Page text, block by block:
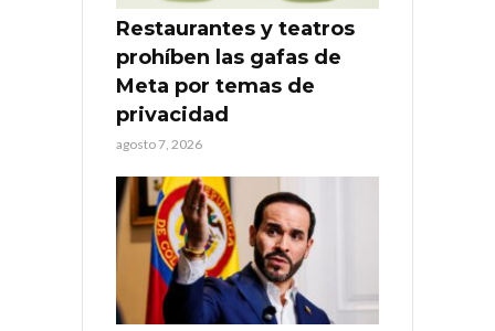
Restaurantes y teatros
prohíben las gafas de
Meta por temas de
privacidad
agosto 7, 2026